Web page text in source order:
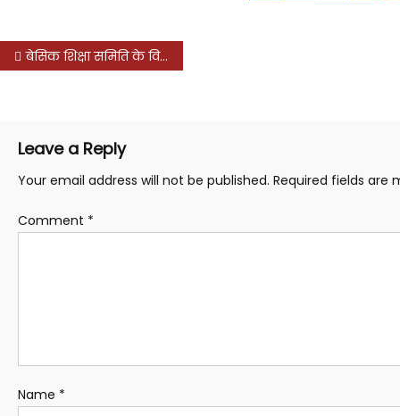
Postबेसिक शिक्षा समिति के विस्तार हेतु बैठकों का सतत् आयोजन जारी रहेगा : भूपेन्द्र शर्मा
Leave a Reply
Your email address will not be published. Required fields are
Comment *
Name *